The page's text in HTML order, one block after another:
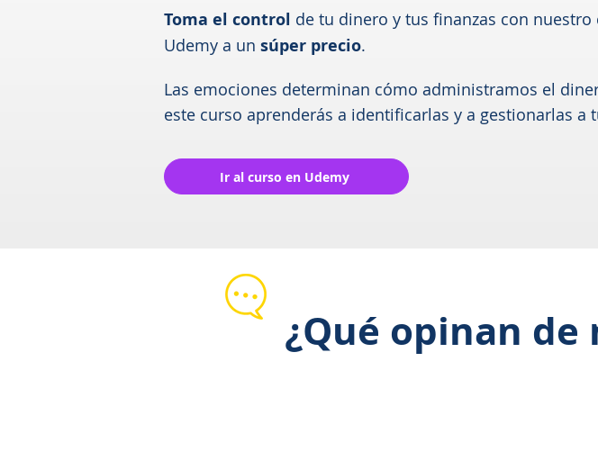
Toma el control de tu dinero y tus finanzas con nuestro
Udemy a un súper precio.
Las emociones determinan cómo administramos el
este curso aprenderás a identificarlas y a gestionarlas a
Ir al curso en Udemy
¿Qué opinan